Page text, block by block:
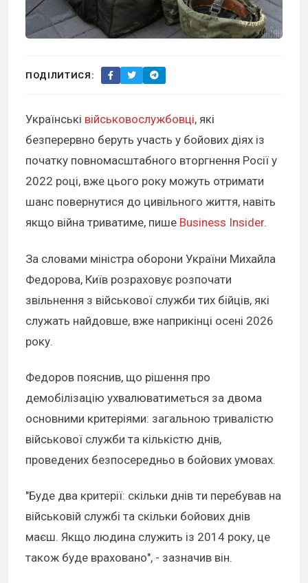
ПОДІЛИТИСЯ:
Українські військовослужбовці, які
безперервно беруть участь у бойових діях із
початку повномасштабного вторгнення Росії у
2022 році, вже цього року можуть отримати
шанс повернутися до цивільного життя, навіть
якщо війна триватиме, пише Business Insider.
За словами міністра оборони України Михайла
Федорова, Київ розраховує розпочати
звільнення з військової служби тих бійців, які
служать найдовше, вже наприкінці осені 2026
року.
Федоров пояснив, що рішення про
демобілізацію ухвалюватиметься за двома
основними критеріями: загальною тривалістю
військової служби та кількістю днів,
проведених безпосередньо в бойових умовах.
"Буде два критерії: скільки днів ти перебував на
військовій службі та скільки бойових днів
маєш. Якщо людина служить із 2014 року, це
також буде враховано", - зазначив він.